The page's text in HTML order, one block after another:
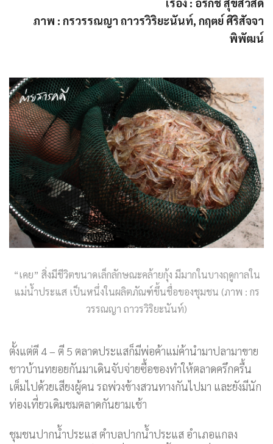
ภาพ : กรวรรณญา ถาวรวิริยะนันท์, กฤตย์ ศิริสัจจา
พิพัฒน์
“เคย” สิ่งมีชีวิตขนาดเล็กลักษณะคล้ายกุ้ง มีมากในบางฤดูกาลใน
แม่น้ำประแส เป็นหนึ่งในผลิตภัณฑ์ขึ้นชื่อของชุมชน (ภาพ : กร
วรรณญา ถาวรวิริยะนันท์)
ตั้งแต่ตี 4 – ตี 5 ตลาดประแสก็มีพ่อค้าแม่ค้านำมาปลามาขาย
ชาวบ้านทยอยกันมาเดินจับจ่ายซื้อของทำให้ตลาดครึกครื้น
เต็มไปด้วยเสียงผู้คน รถพ่วงข้างสวนทางกันไปมา และยังมีนัก
ท่องเที่ยวเดิมชมตลาดกันยามเช้า
ชุมชนปากน้ำประแส ตำบลปากน้ำประแส อำเภอแกลง